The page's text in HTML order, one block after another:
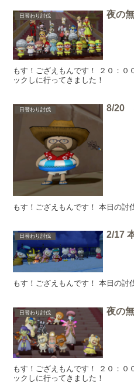
日替わり討伐 夜の
もす！ござえもんです！ ２０：
ックしに行ってきました！
日替わり討伐 8/20
もす！ござえもんです！ 本日の討
日替わり討伐 2/17
もす！ござえもんです！ 本日の討
日替わり討伐 夜の
もす！ござえもんです！ ２０：
ックしに行ってきました！